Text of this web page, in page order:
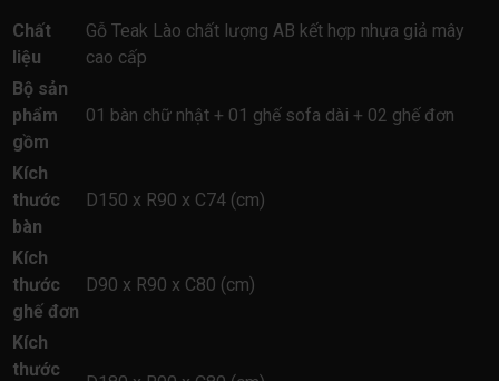
Chất
liệu
Gỗ Teak Lào chất lượng AB kết hợp nhựa giả mây
cao cấp
Bộ sản
phẩm
gồm
01 bàn chữ nhật + 01 ghế sofa dài + 02 ghế đơn
Kích
thước
bàn
D150 x R90 x C74 (cm)
Kích
thước
ghế đơn
D90 x R90 x C80 (cm)
Kích
thước